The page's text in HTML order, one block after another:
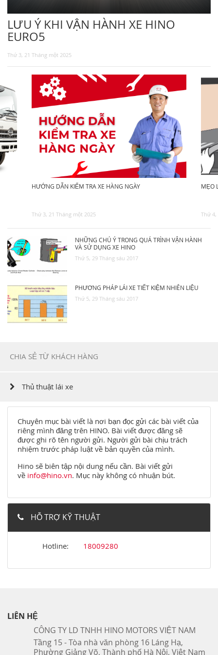
TUYỂN DỤNG
LƯU Ý KHI VẬN HÀNH XE HINO
EURO5
Thứ 3, 21 Tháng một 2025
HƯỚNG DẪN KIỂM TRA XE HÀNG NGÀY
Thứ 3, 21 Tháng một 2025
MẸO
Thứ 4,
NHỮNG CHÚ Ý TRONG QUÁ TRÌNH VẬN HÀNH
VÀ SỬ DỤNG XE HINO
Thứ 5, 29 Tháng sáu 2017
PHƯƠNG PHÁP LÁI XE TIẾT KIỆM NHIÊN LIỆU
Thứ 5, 29 Tháng sáu 2017
CHIA SẺ TỪ KHÁCH HÀNG
Thủ thuật lái xe
Chuyên mục bài viết là nơi bạn đọc gửi các bài viết của
riêng mình đăng trên HINO. Bài viết được đăng sẽ
được ghi rõ tên người gửi. Người gửi bài chịu trách
nhiệm trước pháp luật về bản quyền của mình.
Hino sẽ biên tập nội dung nếu cần. Bài viết gửi
về info@hino.vn. Mục này không có nhuận bút.
HỖ TRỢ KỸ THUẬT
Hotline: 18009280
LIÊN HỆ
CÔNG TY LD TNHH HINO MOTORS VIỆT NAM
Tầng 15 - Tòa nhà văn phòng 16 Láng Hạ,
Phường Giảng Võ, Thành phố Hà Nội, Việt Nam